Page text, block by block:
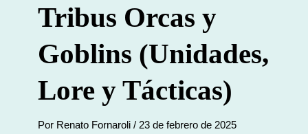
Tribus Orcas y
Goblins (Unidades,
Lore y Tácticas)
Por Renato Fornaroli / 23 de febrero de 2025